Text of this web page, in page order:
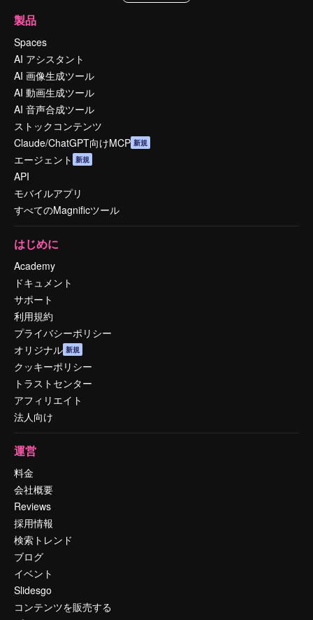
製品
Spaces
AI アシスタント
AI 画像生成ツール
AI 動画生成ツール
AI 音声合成ツール
ストックコンテンツ
Claude/ChatGPT向けMCP 新規
エージェント 新規
API
モバイルアプリ
すべてのMagnificツール
はじめに
Academy
ドキュメント
サポート
利用規約
プライバシーポリシー
オリジナル 新規
クッキーポリシー
トラストセンター
アフィリエイト
法人向け
運営
料金
会社概要
Reviews
採用情報
検索トレンド
ブログ
イベント
Slidesgo
コンテンツを販売する